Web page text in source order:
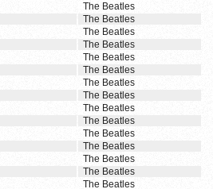
The Beatles
The Beatles
The Beatles
The Beatles
The Beatles
The Beatles
The Beatles
The Beatles
The Beatles
The Beatles
The Beatles
The Beatles
The Beatles
The Beatles
The Beatles